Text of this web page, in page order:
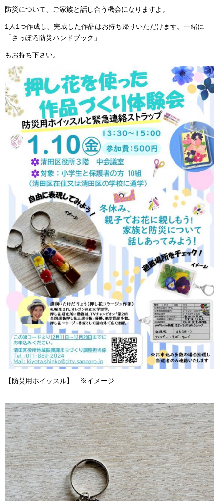
防災について、ご家族と話し合う機会になりますよ。
1人1つ作成し、完成した作品はお持ち帰りいただけます。一緒に
「さっぽろ防災ハンドブック」
もお持ち下さい。
【防災用ホイッスル】 ※イメージ